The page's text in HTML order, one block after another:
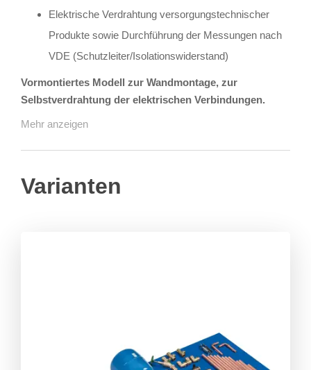
Elektrische Verdrahtung versorgungstechnischer
Produkte sowie Durchführung der Messungen nach
VDE (Schutzleiter/Isolationswiderstand)
Vormontiertes Modell zur Wandmontage, zur
Selbstverdrahtung der elektrischen Verbindungen.
Mehr anzeigen
Varianten